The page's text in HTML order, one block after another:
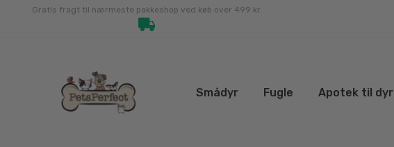
Gratis fragt til nærmeste pakkeshop ved køb over 499 kr.
Smådyr Fugle Apotek til dyr